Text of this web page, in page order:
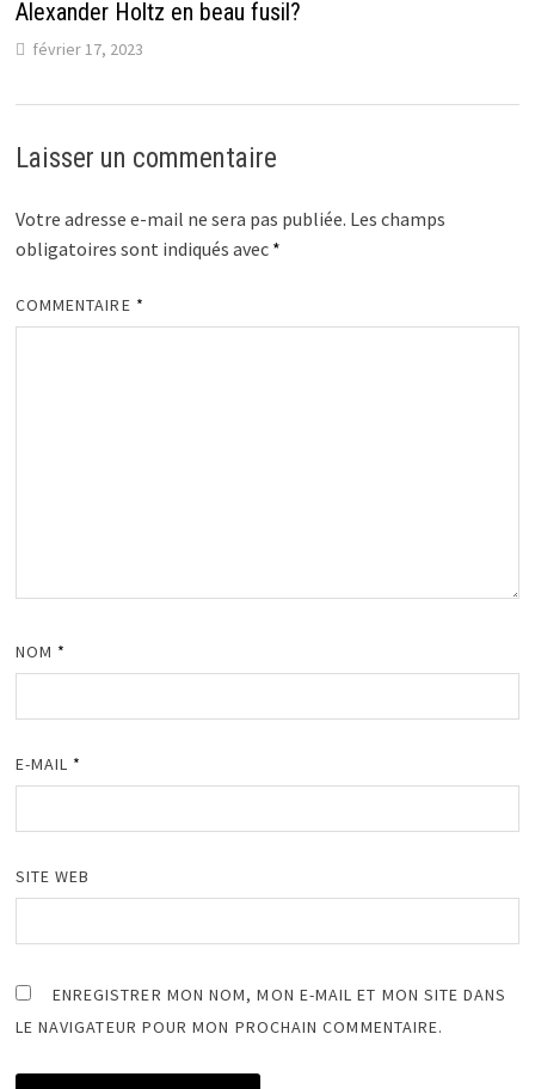
Alexander Holtz en beau fusil?
février 17, 2023
Laisser un commentaire
Votre adresse e-mail ne sera pas publiée. Les champs
obligatoires sont indiqués avec *
COMMENTAIRE *
NOM *
E-MAIL *
SITE WEB
ENREGISTRER MON NOM, MON E-MAIL ET MON SITE DANS
LE NAVIGATEUR POUR MON PROCHAIN COMMENTAIRE.